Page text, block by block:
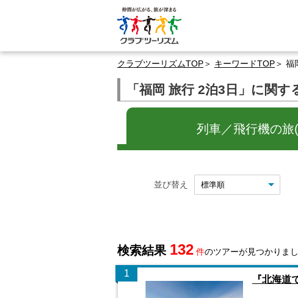
クラブツーリズムTOP キーワードTOP 福
「福岡 旅行 2泊3日」に関す
列車／飛行機の旅
並び替え
検索結果 132 件のツアーが見つかりまし
1
『北海